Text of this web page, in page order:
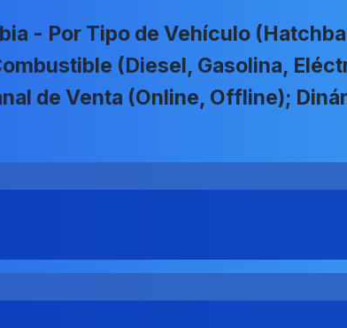
- Por Tipo de Vehículo
(Diesel, Gasolina,
de Venta (Online, Offline);